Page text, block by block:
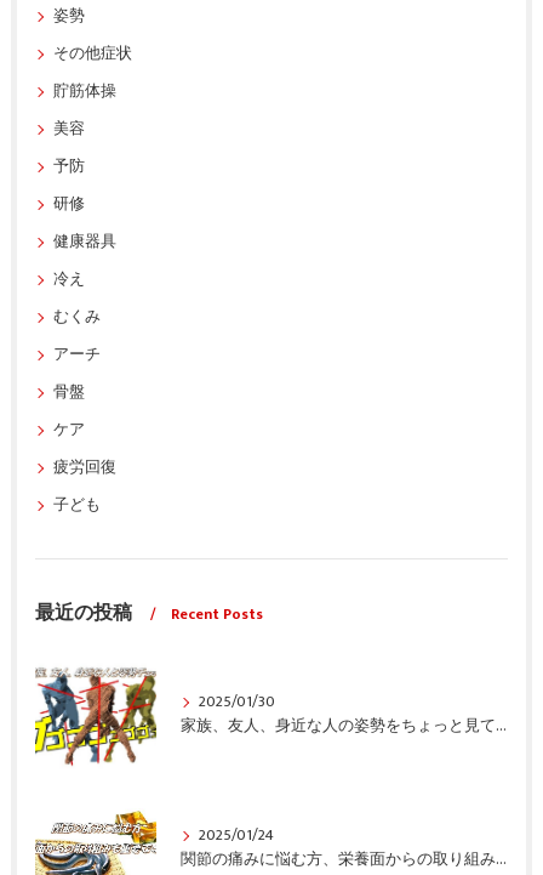
姿勢
その他症状
貯筋体操
美容
予防
研修
健康器具
冷え
むくみ
アーチ
骨盤
ケア
疲労回復
子ども
最近の投稿 Recent Posts
2025/01/30
家族、友人、身近な人の姿勢をちょっと見てみませんか？
2025/01/24
関節の痛みに悩む方、栄養面からの取り組みも重要ですよ！